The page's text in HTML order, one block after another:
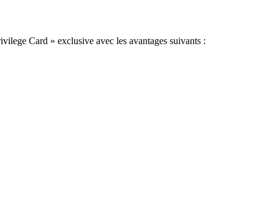
Card » exclusive avec les avantages suivants :